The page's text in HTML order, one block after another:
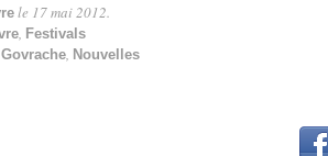
le 17 mai 2012.
, Festivals
Govrache, Nouvelles